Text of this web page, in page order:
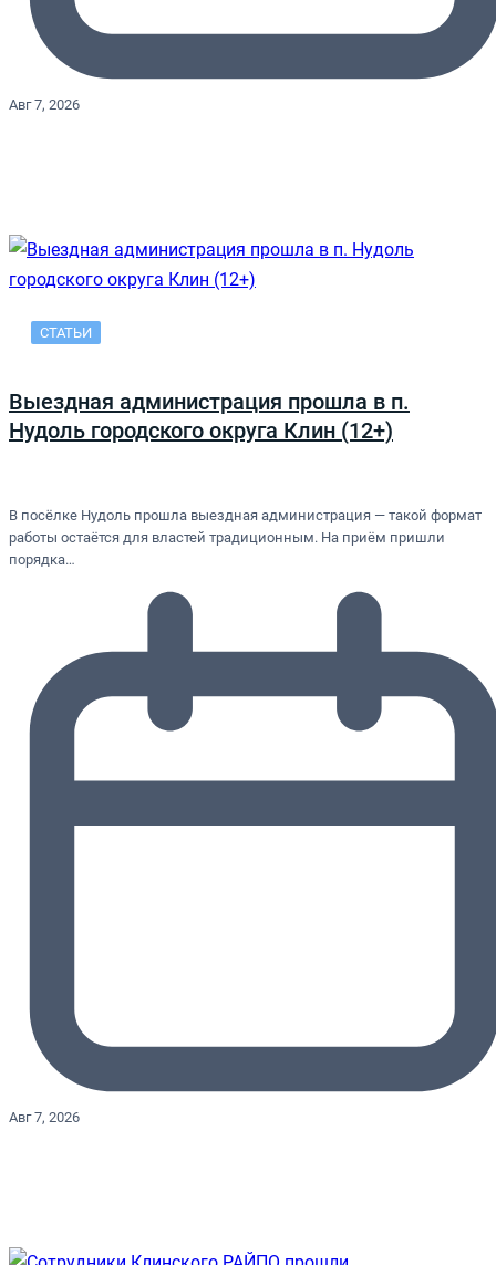
Авг 7, 2026
СТАТЬИ
Выездная администрация прошла в п.
Нудоль городского округа Клин (12+)
В посёлке Нудоль прошла выездная администрация — такой формат
работы остаётся для властей традиционным. На приём пришли
порядка…
Авг 7, 2026